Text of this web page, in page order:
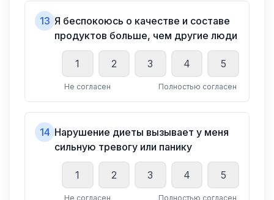
13 Я беспокоюсь о качестве и составе
продуктов больше, чем другие люди
1 2 3 4 5
Не согласен Полностью согласен
14 Нарушение диеты вызывает у меня
сильную тревогу или панику
1 2 3 4 5
Не согласен Полностью согласен